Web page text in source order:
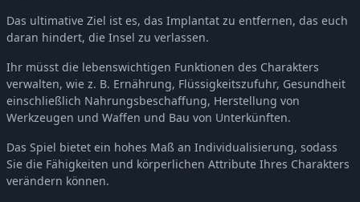
Das ultimative Ziel ist es, das Implantat zu entfernen, das euch
daran hindert, die Insel zu verlassen.
Ihr müsst die lebenswichtigen Funktionen des Charakters
verwalten, wie z. B. Ernährung, Flüssigkeitszufuhr, Gesundheit
einschließlich Nahrungsbeschaffung, Herstellung von
Werkzeugen und Waffen und Bau von Unterkünften.
Das Spiel bietet ein hohes Maß an Individualisierung, sodass
Sie die Fähigkeiten und körperlichen Attribute Ihres Charakters
verändern können.